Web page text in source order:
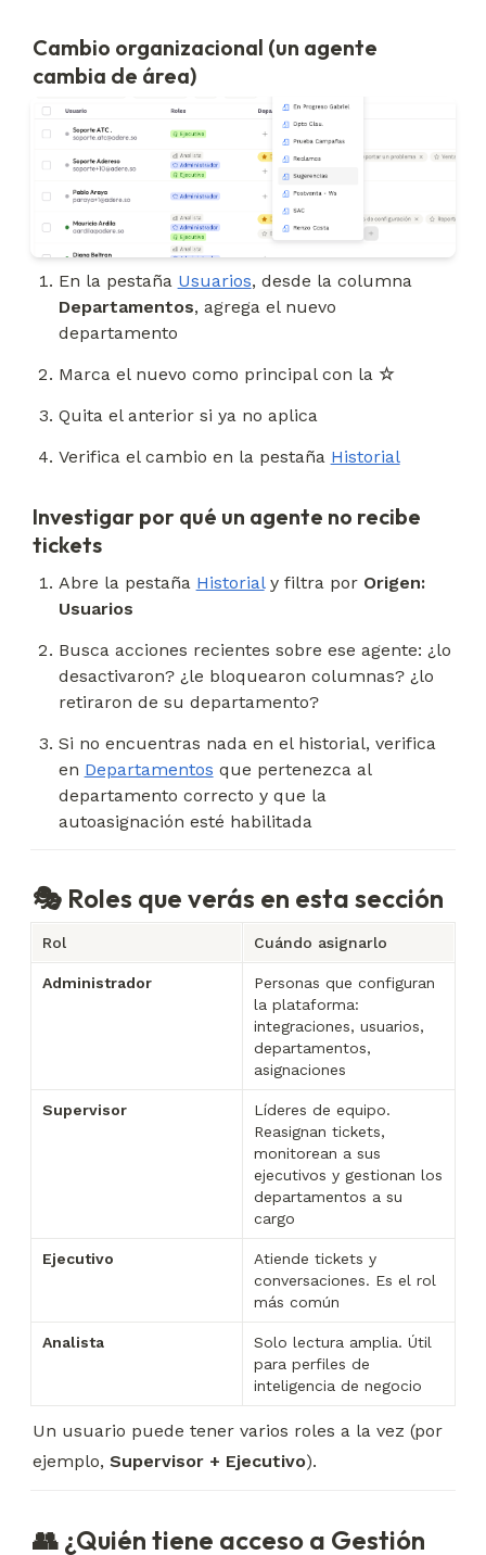
Cambio organizacional (un agente
cambia de área)
En la pestaña Usuarios
, desde la columna
Departamentos, agrega el nuevo
departamento
Marca el nuevo como principal con la ☆
Quita el anterior si ya no aplica
Verifica el cambio en la pestaña Historial
Investigar por qué un agente no recibe
tickets
Abre la pestaña Historial y filtra por Origen:
Usuarios
Busca acciones recientes sobre ese agente: ¿lo
desactivaron? ¿le bloquearon columnas? ¿lo
retiraron de su departamento?
Si no encuentras nada en el historial, verifica
en Departamentos que pertenezca al
departamento correcto y que la
autoasignación esté habilitada
🎭 Roles que verás en esta sección
Rol Cuándo asignarlo
Administrador
Personas que configuran
la plataforma:
integraciones, usuarios,
departamentos,
asignaciones
Supervisor
Líderes de equipo.
Reasignan tickets,
monitorean a sus
ejecutivos y gestionan los
departamentos a su
cargo
Ejecutivo
Atiende tickets y
conversaciones. Es el rol
más común
Analista
Solo lectura amplia. Útil
para perfiles de
inteligencia de negocio
Un usuario puede tener varios roles a la vez (por
ejemplo, Supervisor + Ejecutivo).
👥 ¿Quién tiene acceso a Gestión